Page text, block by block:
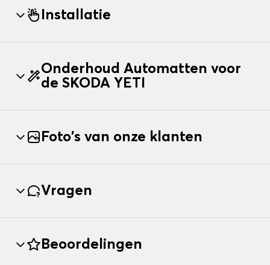
Installatie
Onderhoud Automatten voor
de SKODA YETI
Foto's van onze klanten
Vragen
Beoordelingen